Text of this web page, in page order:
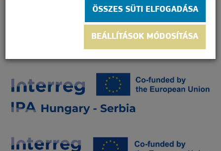
ÖSSZES SÜTI ELFOGADÁSA
BEÁLLÍTÁSOK MÓDOSÍTÁSA